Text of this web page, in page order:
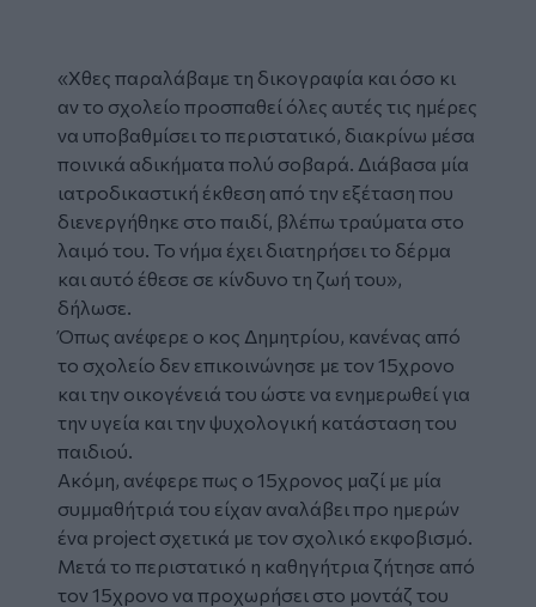
«Χθες παραλάβαμε τη δικογραφία και όσο κι
αν το σχολείο προσπαθεί όλες αυτές τις ημέρες
να υποβαθμίσει το περιστατικό, διακρίνω μέσα
ποινικά αδικήματα πολύ σοβαρά. Διάβασα μία
ιατροδικαστική έκθεση από την εξέταση που
διενεργήθηκε στο παιδί, βλέπω τραύματα στο
λαιμό του. Το νήμα έχει διατηρήσει το δέρμα
και αυτό έθεσε σε κίνδυνο τη ζωή του»,
δήλωσε.
Όπως ανέφερε ο κος Δημητρίου, κανένας από
το σχολείο δεν επικοινώνησε με τον 15χρονο
και την οικογένειά του ώστε να ενημερωθεί για
την υγεία και την ψυχολογική κατάσταση του
παιδιού.
Ακόμη, ανέφερε πως ο 15χρονος μαζί με μία
συμμαθήτριά του είχαν αναλάβει προ ημερών
ένα project σχετικά με τον σχολικό εκφοβισμό.
Μετά το περιστατικό η καθηγήτρια ζήτησε από
τον 15χρονο να προχωρήσει στο μοντάζ του